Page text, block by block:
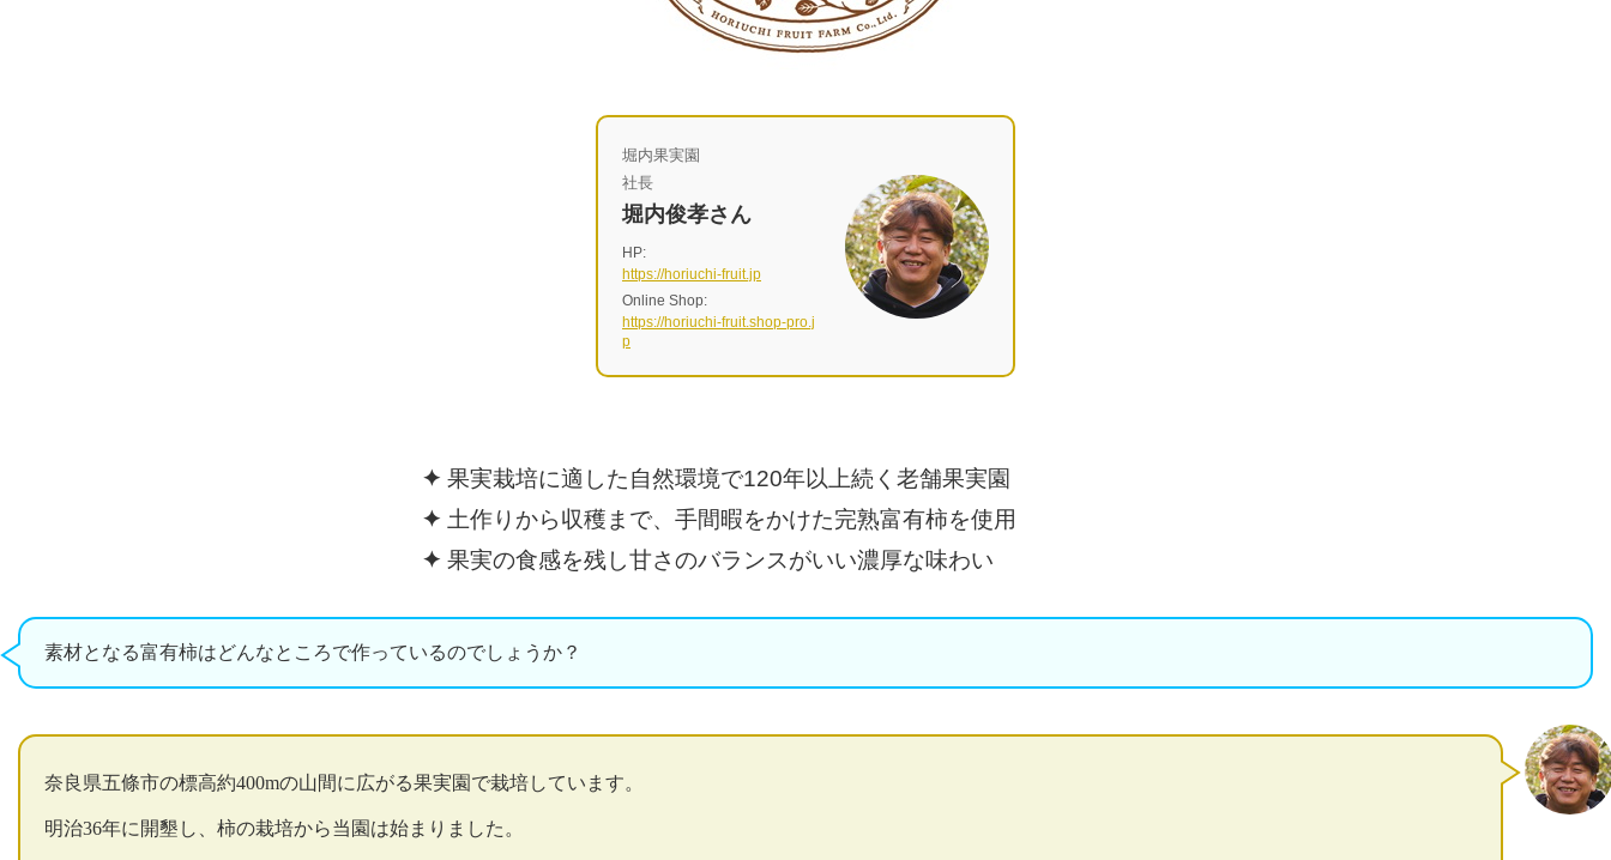
堀内果実園
社長
堀内俊孝さん
HP:
https://horiuchi-fruit.jp
Online Shop:
https://horiuchi-fruit.shop-pro.j
p
✦ 果実栽培に適した自然環境で120年以上続く老舗果実園
✦ 土作りから収穫まで、手間暇をかけた完熟富有柿を使用
✦ 果実の食感を残し甘さのバランスがいい濃厚な味わい
素材となる富有柿はどんなところで作っているのでしょうか？
奈良県五條市の標高約400mの山間に広がる果実園で栽培しています。
明治36年に開墾し、柿の栽培から当園は始まりました。